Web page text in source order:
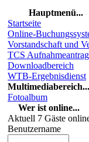
Hauptmenü...
Startseite
Online-
Vorstandschaft und
TCS Aufnahmeantrag
Downloadbereich
WTB-Ergebnisdienst
Multimediabereich...
Fotoalbum
Wer ist online...
Aktuell 7 Gäste
Benutzername